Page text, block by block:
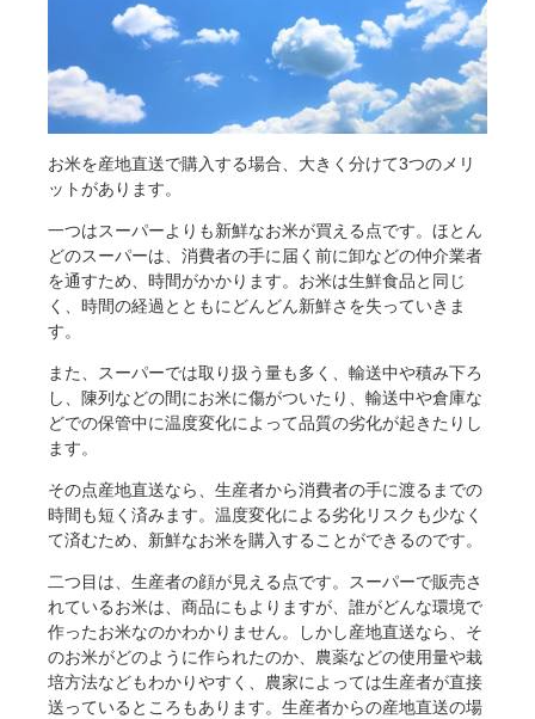
お米を産地直送で購入する場合、大きく分けて3つのメリ
ットがあります。
一つはスーパーよりも新鮮なお米が買える点です。ほとん
どのスーパーは、消費者の手に届く前に卸などの仲介業者
を通すため、時間がかかります。お米は生鮮食品と同じ
く、時間の経過とともにどんどん新鮮さを失っていきま
す。
また、スーパーでは取り扱う量も多く、輸送中や積み下ろ
し、陳列などの間にお米に傷がついたり、輸送中や倉庫な
どでの保管中に温度変化によって品質の劣化が起きたりし
ます。
その点産地直送なら、生産者から消費者の手に渡るまでの
時間も短く済みます。温度変化による劣化リスクも少なく
て済むため、新鮮なお米を購入することができるのです。
二つ目は、生産者の顔が見える点です。スーパーで販売さ
れているお米は、商品にもよりますが、誰がどんな環境で
作ったお米なのかわかりません。しかし産地直送なら、そ
のお米がどのように作られたのか、農薬などの使用量や栽
培方法などもわかりやすく、農家によっては生産者が直接
送っているところもあります。生産者からの産地直送の場